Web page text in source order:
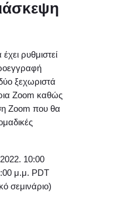
ρυθμιστεί
ξεχωριστά
Zoom καθώς
Zoom που θα
10:00
μ.μ. PDT
σεμινάριο)